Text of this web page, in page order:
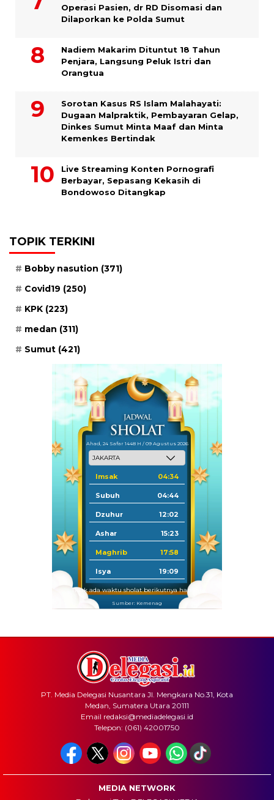
Operasi Pasien, dr RD Disomasi dan
Dilaporkan ke Polda Sumut
​Nadiem Makarim Dituntut 18 Tahun
Penjara, Langsung Peluk Istri dan
Orangtua
Sorotan Kasus RS Islam Malahayati:
Dugaan Malpraktik, Pembayaran Gelap,
Dinkes Sumut Minta Maaf dan Minta
Kemenkes Bertindak
Live Streaming Konten Pornografi
Berbayar, Sepasang Kekasih di
Bondowoso Ditangkap
TOPIK TERKINI
Bobby nasution (371)
Covid19 (250)
KPK (223)
medan (311)
Sumut (421)
Ahad, 24 Safar 1448 H / 09 Agustus 2026
Imsak 04:34
Subuh 04:44
Dzuhur 12:02
Ashar 15:23
Maghrib 17:58
Isya 19:09
Tidak ada waktu sholat berikutnya hari ini.
Sumber: Kemenag
PT. Media Delegasi Nusantara Jl. Mengkara No.31, Kota
Medan, Sumatera Utara 20111
Email redaksi@mediadelegasi.id
Telepon: (061) 42001750
MEDIA NETWORK